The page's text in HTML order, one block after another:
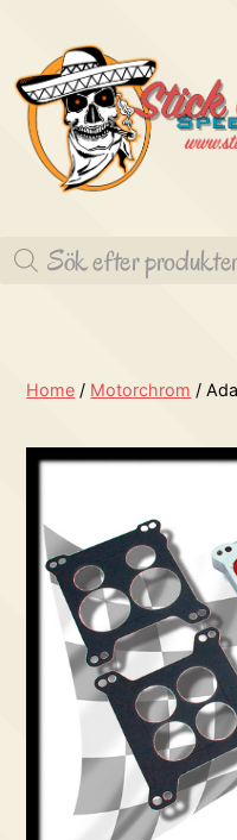
brinn
Produktsökning
Home / Motorchrom /